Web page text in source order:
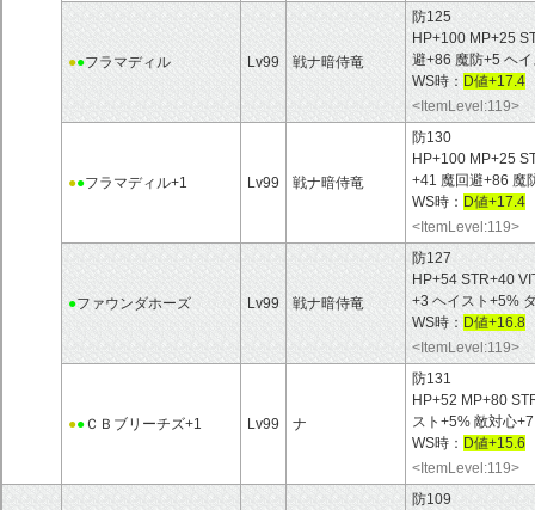
●●フラマディル Lv99 戦ナ暗侍竜
防125
HP+100 MP+25
避+86 魔防+5 ヘ
WS時： D値+17.4
<ItemLevel:119>
●●フラマディル+1 Lv99 戦ナ暗侍竜
防130
HP+100 MP+25
+41 魔回避+86 魔
WS時： D値+17.4
<ItemLevel:119>
●ファウンダホーズ Lv99 戦ナ暗侍竜
防127
HP+54 STR+40
+3 ヘイスト+5%
WS時： D値+16.8
<ItemLevel:119>
●●ＣＢブリーチズ+1 Lv99 ナ
防131
HP+52 MP+80
スト+5% 敵対心
WS時： D値+15.6
<ItemLevel:119>
防109